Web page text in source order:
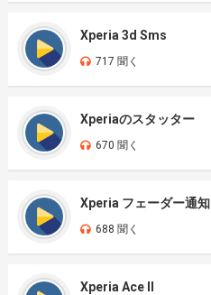
Xperia 3d Sms
717 聞く
Xperiaのスタッター
670 聞く
Xperia フェーダー通知
688 聞く
Xperia Ace II